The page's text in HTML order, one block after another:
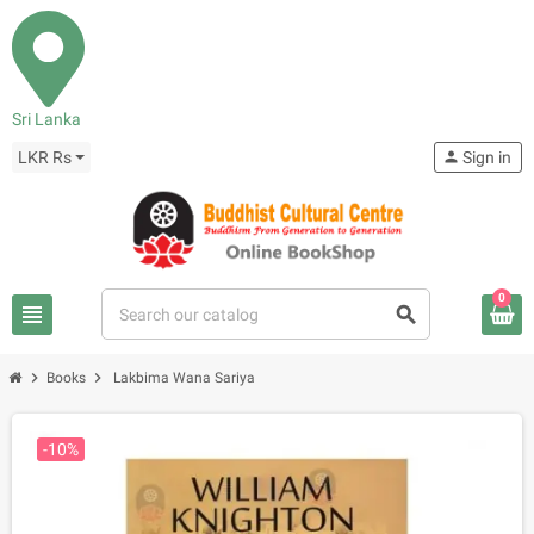
Sri Lanka
LKR Rs
view_headline search
person Sign in
0
chevron_right Books chevron_right Lakbima Wana Sariya
-10%